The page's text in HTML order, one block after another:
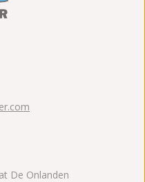
De Onlanden